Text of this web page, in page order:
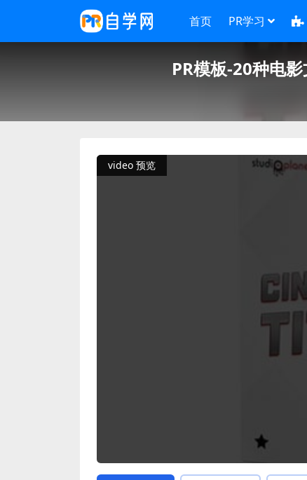
首页 PR学习
PR模板-20种电
video 预览